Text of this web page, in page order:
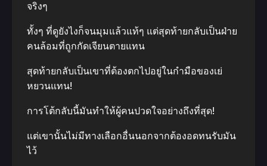
จริงๆ
ทั้งๆ ที่ดูยังไงก็จนมุมแล้วแท้ๆ แต่สุดท้ายกลับเป็นฝ่าย
คนล้อมที่ถูกกัดเจียนตายแทน
สุดท้ายกลับเป็นเขาที่ต้องตกไปอยู่ในกำมือของเย่
หยวนแทน!
การโต้กลับนี้มันทำให้ผู้คนปวดใจอย่างถึงที่สุด!
แต่เขานั้นไม่มีทางเลือกอื่นนอกจากต้องอดทนรับมัน
ไว้